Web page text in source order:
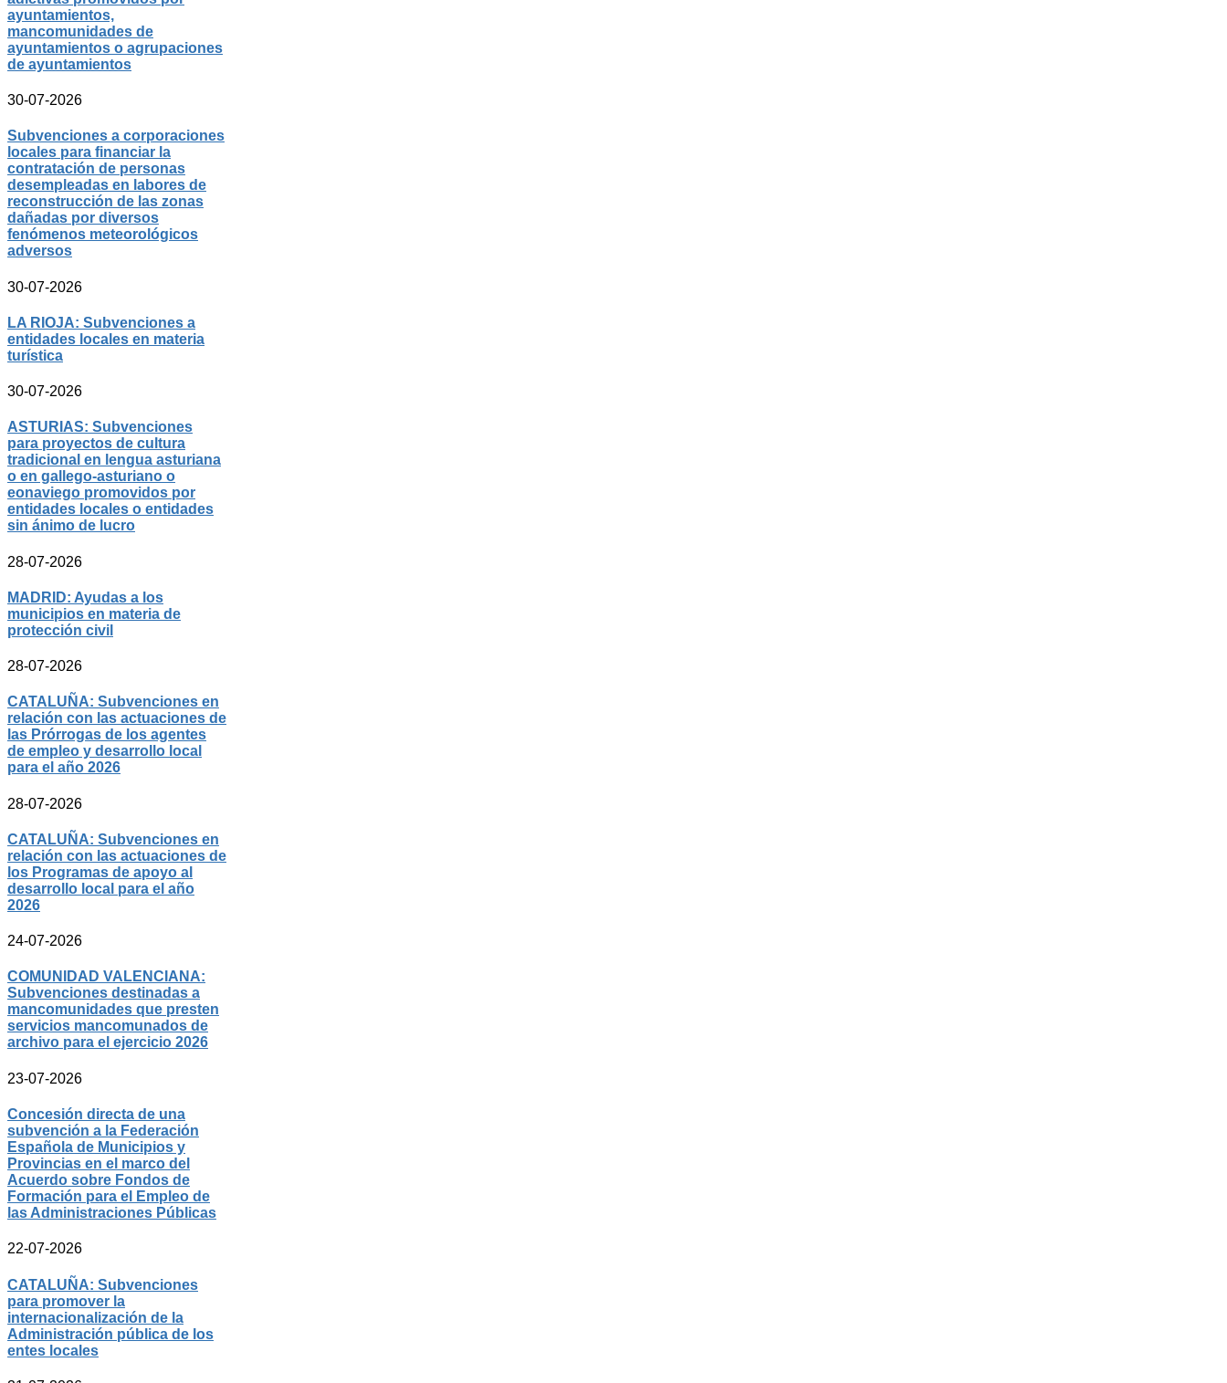
ayuntamientos,
mancomunidades de
ayuntamientos o agrupaciones
de ayuntamientos
30-07-2026
Subvenciones a corporaciones
locales para financiar la
contratación de personas
desempleadas en labores de
reconstrucción de las zonas
dañadas por diversos
fenómenos meteorológicos
adversos
30-07-2026
LA RIOJA: Subvenciones a
entidades locales en materia
turística
30-07-2026
ASTURIAS: Subvenciones
para proyectos de cultura
tradicional en lengua asturiana
o en gallego-asturiano o
eonaviego promovidos por
entidades locales o entidades
sin ánimo de lucro
28-07-2026
MADRID: Ayudas a los
municipios en materia de
protección civil
28-07-2026
CATALUÑA: Subvenciones en
relación con las actuaciones de
las Prórrogas de los agentes
de empleo y desarrollo local
para el año 2026
28-07-2026
CATALUÑA: Subvenciones en
relación con las actuaciones de
los Programas de apoyo al
desarrollo local para el año
2026
24-07-2026
COMUNIDAD VALENCIANA:
Subvenciones destinadas a
mancomunidades que presten
servicios mancomunados de
archivo para el ejercicio 2026
23-07-2026
Concesión directa de una
subvención a la Federación
Española de Municipios y
Provincias en el marco del
Acuerdo sobre Fondos de
Formación para el Empleo de
las Administraciones Públicas
22-07-2026
CATALUÑA: Subvenciones
para promover la
internacionalización de la
Administración pública de los
entes locales